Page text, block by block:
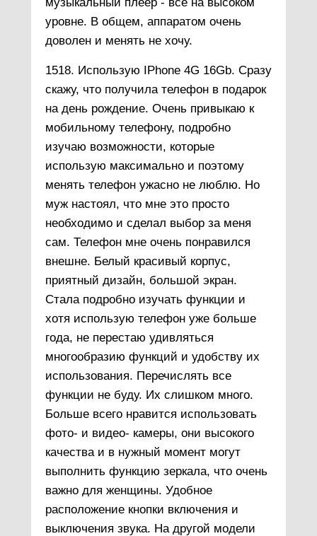
уровне. В общем, аппаратом очень
доволен и менять не хочу.
1518. Использую IPhone 4G 16Gb. Сразу
скажу, что получила телефон в подарок
на день рождение. Очень привыкаю к
мобильному телефону, подробно
изучаю возможности, которые
использую максимально и поэтому
менять телефон ужасно не люблю. Но
муж настоял, что мне это просто
необходимо и сделал выбор за меня
сам. Телефон мне очень понравился
внешне. Белый красивый корпус,
приятный дизайн, большой экран.
Стала подробно изучать функции и
хотя использую телефон уже больше
года, не перестаю удивляться
многообразию функций и удобству их
использования. Перечислять все
функции не буду. Их слишком много.
Больше всего нравится использовать
фото- и видео- камеры, они высокого
качества и в нужный момент могут
выполнить функцию зеркала, что очень
важно для женщины. Удобное
расположение кнопки включения и
выключения звука. На другой модели